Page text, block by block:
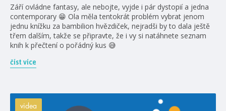
Září ovládne fantasy, ale nebojte, vyjde i pár dystopií a jedna
contemporary 😁 Ola měla tentokrát problém vybrat jenom
jednu knížku za bambilion hvězdiček, nejradši by to dala ještě
třem dalším, takže se připravte, že i vy si natáhnete seznam
knih k přečtení o pořádný kus 😅
číst více
videa